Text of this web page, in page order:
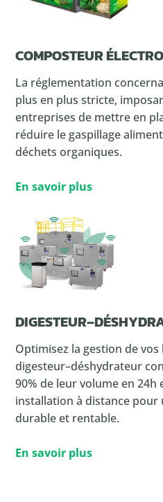
COMPOSTEUR
La réglementation
plus en plus stricte,
entreprises de mettre en
réduire le gaspillage
déchets organiques.
En savoir plus
Optimisez la gestion de
digesteur–déshydrateur
90% de leur volume en
installation à distance pour
durable et rentable.
En savoir plus